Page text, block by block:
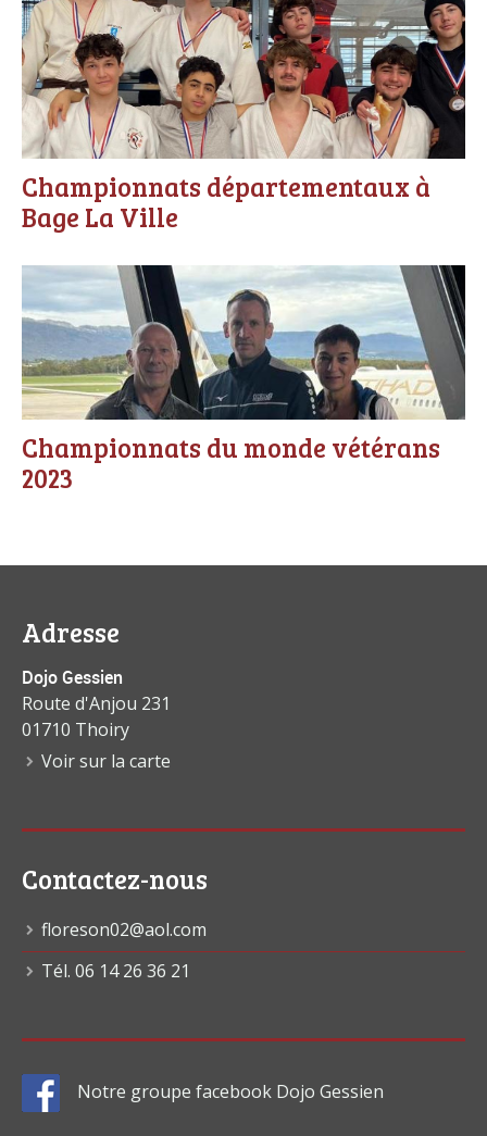
Championnats départementaux à
Bage La Ville
Championnats du monde vétérans
2023
Adresse
Dojo Gessien
Route d'Anjou 231
01710 Thoiry
Voir sur la carte
Contactez-nous
floreson02@aol.com
Tél. 06 14 26 36 21
Notre groupe facebook Dojo Gessien